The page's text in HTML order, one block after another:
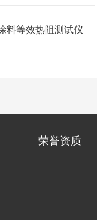
料等效热阻测试仪
荣誉资质